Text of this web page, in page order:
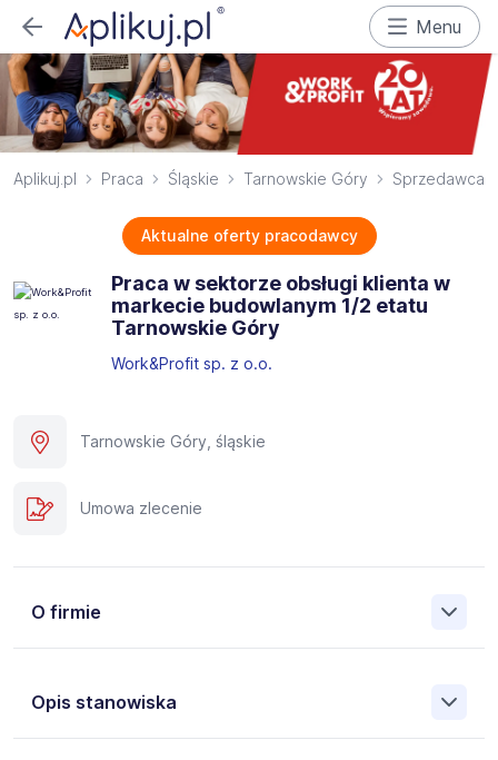
Menu
Aplikuj.pl Praca Śląskie Tarnowskie Góry Sprzedawca
Aktualne oferty pracodawcy
Praca w sektorze obsługi klienta w
markecie budowlanym 1/2 etatu
Tarnowskie Góry
Work&Profit sp. z o.o.
Tarnowskie Góry, śląskie
Umowa zlecenie
O firmie
Opis stanowiska